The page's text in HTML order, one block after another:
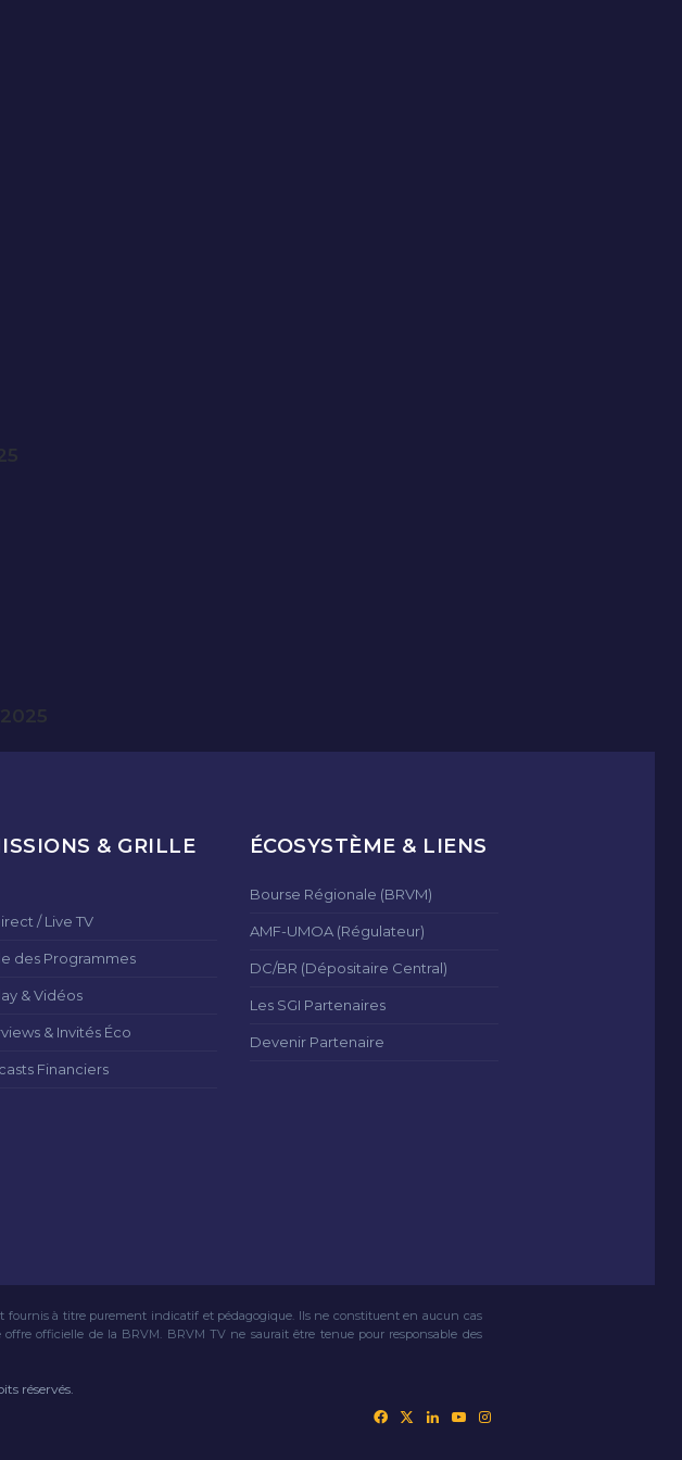
& GRILLE
/ Live TV
des Programmes
& Vidéos
& Invités Éco
Financiers
ÉCOSYSTÈME & LIENS
Bourse Régionale (BRVM)
AMF-UMOA (Régulateur)
DC/BR (Dépositaire Central)
Les SGI Partenaires
Devenir Partenaire
fournis à titre purement indicatif et pédagogique. Ils ne constituent en aucun cas
officielle de la BRVM. BRVM TV ne saurait être tenue pour responsable des
réservés.
FacebookLinkedinYouTube